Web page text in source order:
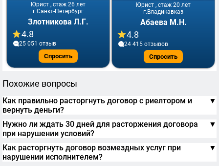
Юрист , стаж 26 лет
г.Санкт-Петербург
Злотникова Л.Г.
4.8
25 051 отзыв
Спросить
Юрист , стаж 20 лет
г.Владикавказ
Абаева М.Н.
4.8
24 415 отзывов
Спросить
Похожие вопросы
Как правильно расторгнуть договор с риелтором и
вернуть деньги?
▼
Нужно ли ждать 30 дней для расторжения договора
при нарушении условий?
▼
Как расторгнуть договор возмездных услуг при
нарушении исполнителем?
▼